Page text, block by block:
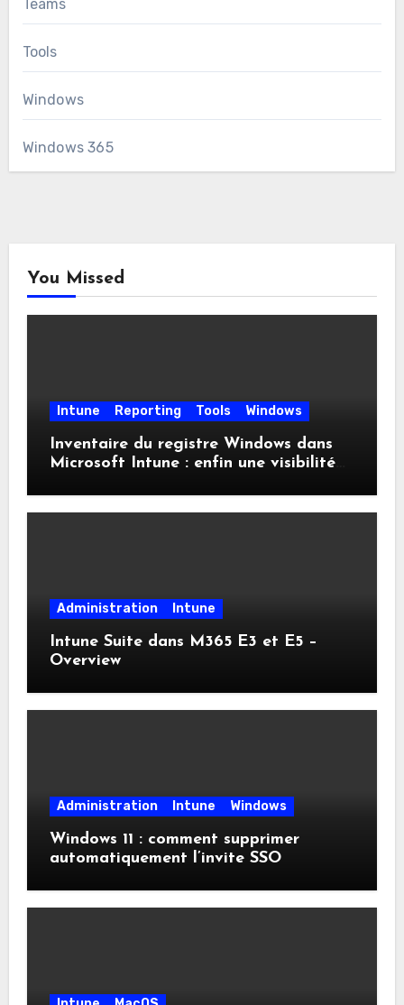
Teams
Tools
Windows
Windows 365
You Missed
Intune Reporting Tools Windows
Inventaire du registre Windows dans
Microsoft Intune : enfin une visibilité
Administration Intune
Intune Suite dans M365 E3 et E5 –
Overview
Administration Intune Windows
Windows 11 : comment supprimer
automatiquement l’invite SSO